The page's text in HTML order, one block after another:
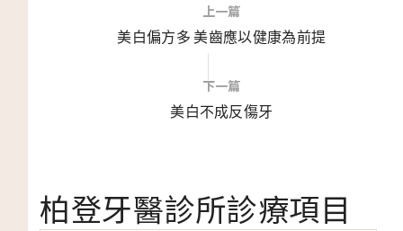
上一篇
美白偏方多 美齒應以健康為前提
下一篇
美白不成反傷牙
柏登牙醫診所診療項目